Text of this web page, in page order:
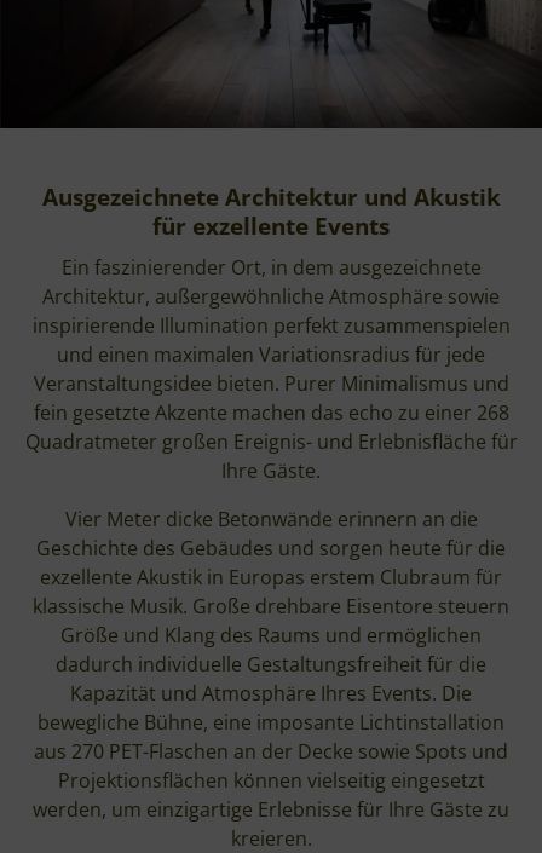
Ausgezeichnete Architektur und Akustik
für exzellente Events
Ein faszinierender Ort, in dem ausgezeichnete
Architektur, außergewöhnliche Atmosphäre sowie
inspirierende Illumination perfekt zusammenspielen
und einen maximalen Variationsradius für jede
Veranstaltungsidee bieten. Purer Minimalismus und
fein gesetzte Akzente machen das echo zu einer 268
Quadratmeter großen Ereignis- und Erlebnisfläche für
Ihre Gäste.
Vier Meter dicke Betonwände erinnern an die
Geschichte des Gebäudes und sorgen heute für die
exzellente Akustik in Europas erstem Clubraum für
klassische Musik. Große drehbare Eisentore steuern
Größe und Klang des Raums und ermöglichen
dadurch individuelle Gestaltungsfreiheit für die
Kapazität und Atmosphäre Ihres Events. Die
bewegliche Bühne, eine imposante Lichtinstallation
aus 270 PET-Flaschen an der Decke sowie Spots und
Projektionsflächen können vielseitig eingesetzt
werden, um einzigartige Erlebnisse für Ihre Gäste zu
kreieren.